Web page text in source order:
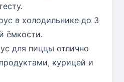
в холодильнике до 3
ёмкости.
для пиццы отлично
курицей и